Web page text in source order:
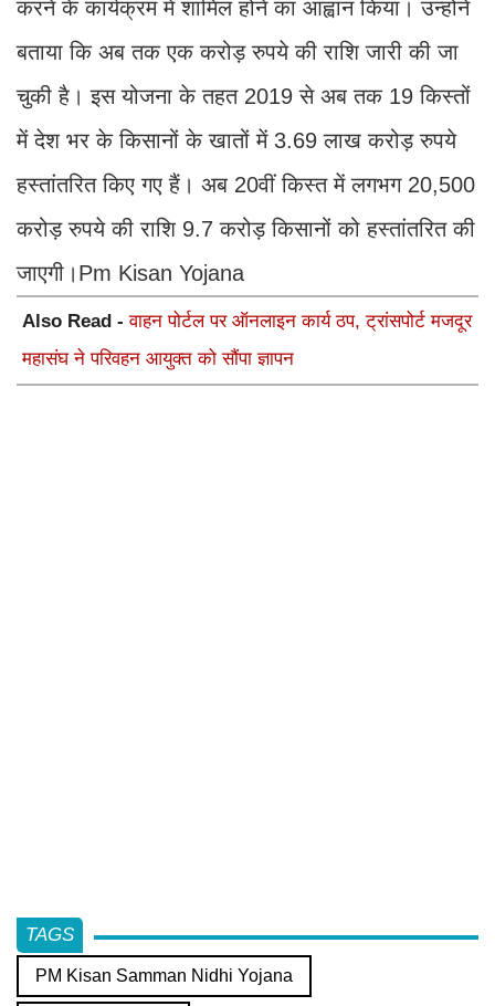
करने के कार्यक्रम में शामिल होने का आह्वान किया। उन्होंने
बताया कि अब तक एक करोड़ रुपये की राशि जारी की जा
चुकी है। इस योजना के तहत 2019 से अब तक 19 किस्तों
में देश भर के किसानों के खातों में 3.69 लाख करोड़ रुपये
हस्तांतरित किए गए हैं। अब 20वीं किस्त में लगभग 20,500
करोड़ रुपये की राशि 9.7 करोड़ किसानों को हस्तांतरित की
जाएगी।Pm Kisan Yojana
Also Read -वाहन पोर्टल पर ऑनलाइन कार्य ठप, ट्रांसपोर्ट मजदूर
महासंघ ने परिवहन आयुक्त को सौंपा ज्ञापन
TAGS
PM Kisan Samman Nidhi Yojana